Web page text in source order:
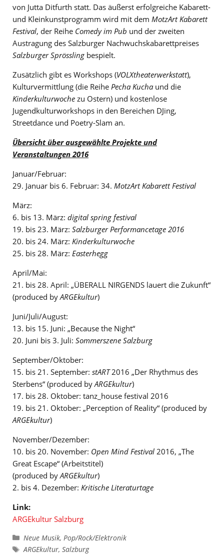
von Jutta Ditfurth statt. Das äußerst erfolgreiche Kabarett-
und Kleinkunstprogramm wird mit dem MotzArt Kabarett
Festival, der Reihe Comedy im Pub und der zweiten
Austragung des Salzburger Nachwuchskabarettpreises
Salzburger Sprössling bespielt.
Zusätzlich gibt es Workshops (VOLXtheaterwerkstatt),
Kulturvermittlung (die Reihe Pecha Kucha und die
Kinderkulturwoche zu Ostern) und kostenlose
Jugendkulturworkshops in den Bereichen DJing,
Streetdance und Poetry-Slam an.
Übersicht über ausgewählte Projekte und
Veranstaltungen 2016
Januar/Februar:
29. Januar bis 6. Februar: 34. MotzArt Kabarett Festival
März:
6. bis 13. März: digital spring festival
19. bis 23. März: Salzburger Performancetage 2016
20. bis 24. März: Kinderkulturwoche
25. bis 28. März: Easterhegg
April/Mai:
21. bis 28. April: „ÜBERALL NIRGENDS lauert die Zukunft“
(produced by ARGEkultur)
Juni/Juli/August:
13. bis 15. Juni: „Because the Night“
20. Juni bis 3. Juli: Sommerszene Salzburg
September/Oktober:
15. bis 21. September: stART2016 „Der Rhythmus des
Sterbens“ (produced by ARGEkultur)
17. bis 28. Oktober: tanz_house festival 2016
19. bis 21. Oktober: „Perception of Reality“ (produced by
ARGEkultur)
November/Dezember:
10. bis 20. November: Open Mind Festival 2016, „The
Great Escape“ (Arbeitstitel)
(produced by ARGEkultur)
2. bis 4. Dezember: Kritische Literaturtage
Link:
ARGEkultur Salzburg
Kategorien
Neue Musik, Pop/Rock/Elektronik
Schlagwörter
ARGEkultur,Salzburg